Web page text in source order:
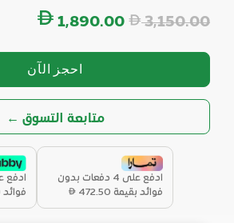
1,890.00 السعر
3,150.00
احجز الآن
← متابعة التسوق
فوائد
ادفع على 4 دفعات بدون
فوائد بقيمة 472.50